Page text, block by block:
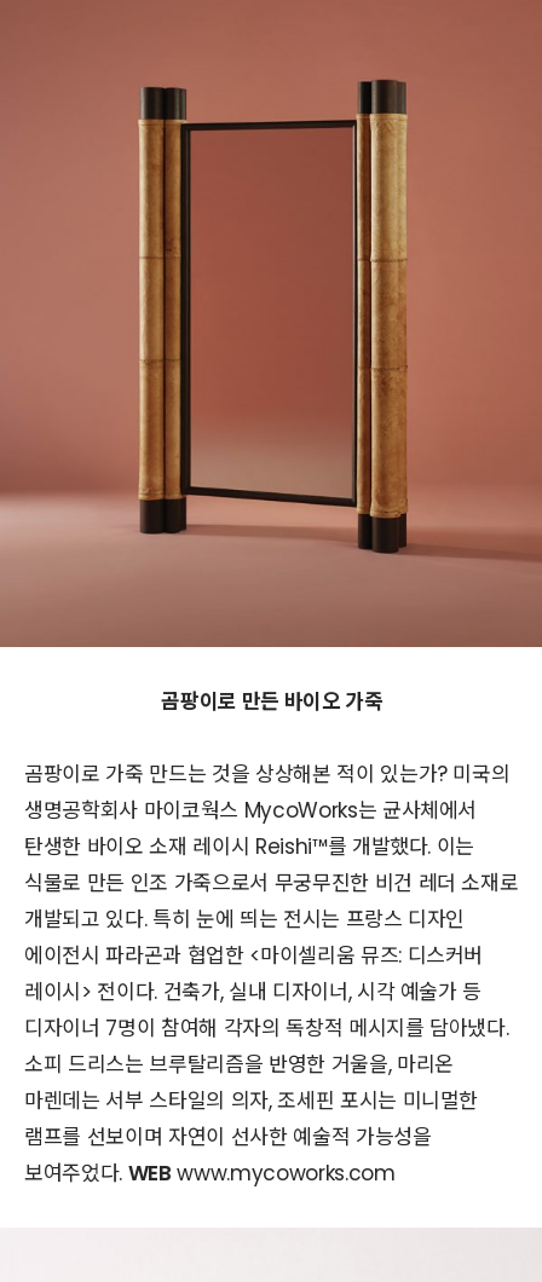
곰팡이로 만든 바이오 가죽
곰팡이로 가죽 만드는 것을 상상해본 적이 있는가? 미국의
생명공학회사 마이코웍스 MycoWorks는 균사체에서
탄생한 바이오 소재 레이시 Reishi™를 개발했다. 이는
식물로 만든 인조 가죽으로서 무궁무진한 비건 레더 소재로
개발되고 있다. 특히 눈에 띄는 전시는 프랑스 디자인
에이전시 파라곤과 협업한 <마이셀리움 뮤즈: 디스커버
레이시> 전이다. 건축가, 실내 디자이너, 시각 예술가 등
디자이너 7명이 참여해 각자의 독창적 메시지를 담아냈다.
소피 드리스는 브루탈리즘을 반영한 거울을, 마리온
마렌데는 서부 스타일의 의자, 조세핀 포시는 미니멀한
램프를 선보이며 자연이 선사한 예술적 가능성을
보여주었다. WEB www.mycoworks.com